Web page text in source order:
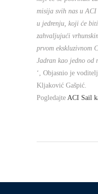
misija svih nas u
u jedrenju, koji će
zahvaljujući
prvom ekskluzivnom
Jadran kao jedno od
‘, Objasnio je
Kljaković Gašpić.
Pogledajte ACI Sail